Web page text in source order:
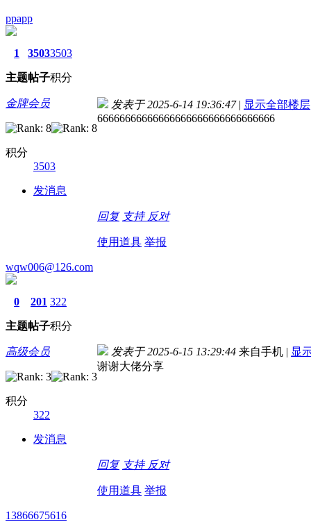
ppapp
1
主题
3503
帖子
3503
积分
金牌会员
积分
3503
发消息
发表于 2025-6-14 19:36:47 | 显示全部楼层
66666666666666666666666666666666
回复 支持 反对
使用道具 举报
wqw006@126.com
0
主题
201
帖子
322
积分
高级会员
积分
322
发消息
发表于 2025-6-15 13:29:44 来自手机 | 显
谢谢大佬分享
回复 支持 反对
使用道具 举报
13866675616